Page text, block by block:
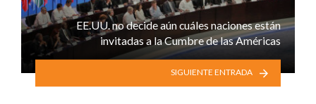
EE.UU. no decide aún cuáles naciones están
invitadas a la Cumbre de las Américas
SIGUIENTE ENTRADA